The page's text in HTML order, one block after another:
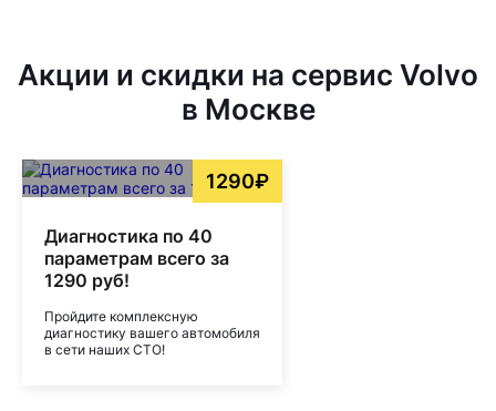
Акции и скидки на сервис Volvo
в Москве
1290₽
Диагностика по 40
параметрам всего за
1290 руб!
Пройдите комплексную
диагностику вашего автомобиля
в сети наших СТО!